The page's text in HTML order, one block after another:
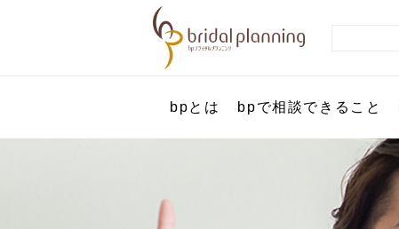
bpとは bpで相談できること